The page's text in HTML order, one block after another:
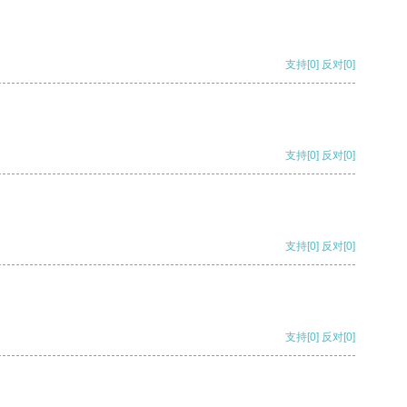
支持[0] 反对[0]
支持[0] 反对[0]
支持[0] 反对[0]
支持[0] 反对[0]